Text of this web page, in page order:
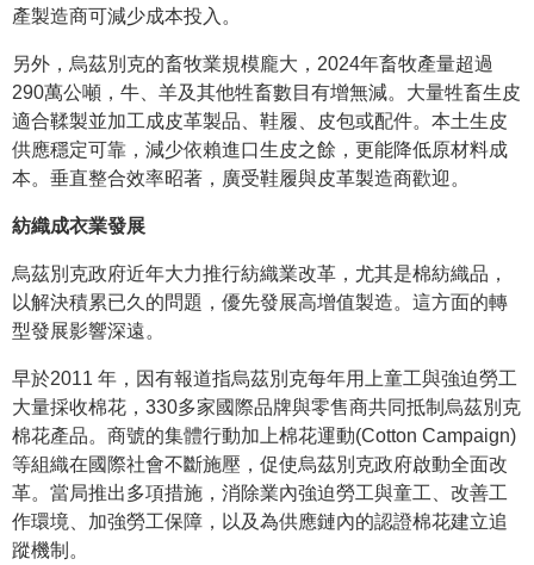
產製造商可減少成本投入。
另外，烏茲別克的畜牧業規模龐大，2024年畜牧產量超過
290萬公噸，牛、羊及其他牲畜數目有增無減。大量牲畜生皮
適合鞣製並加工成皮革製品、鞋履、皮包或配件。本土生皮
供應穩定可靠，減少依賴進口生皮之餘，更能降低原材料成
本。垂直整合效率昭著，廣受鞋履與皮革製造商歡迎。
紡織成衣業發展
烏茲別克政府近年大力推行紡織業改革，尤其是棉紡織品，
以解決積累已久的問題，優先發展高增值製造。這方面的轉
型發展影響深遠。
早於2011 年，因有報道指烏茲別克每年用上童工與強迫勞工
大量採收棉花，330多家國際品牌與零售商共同抵制烏茲別克
棉花產品。商號的集體行動加上棉花運動(Cotton Campaign)
等組織在國際社會不斷施壓，促使烏茲別克政府啟動全面改
革。當局推出多項措施，消除業內強迫勞工與童工、改善工
作環境、加強勞工保障，以及為供應鏈內的認證棉花建立追
蹤機制。